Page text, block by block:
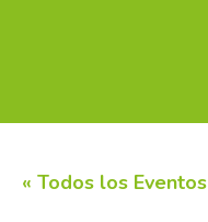
« Todos los Eventos